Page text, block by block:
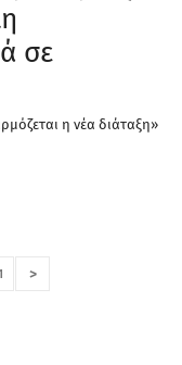
σε
η νέα διάταξη»
>